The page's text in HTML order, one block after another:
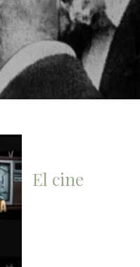
El cine